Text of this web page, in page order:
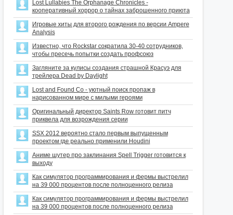
Lost Lullabies The Orphanage Chronicles -
кооперативный хоррор о тайнах заброшенного приюта
Игровые хиты для второго рождения по версии Ampere
Analysis
Известно, что Rockstar сократила 30-40 сотрудников,
чтобы пресечь попытки создать профсоюз
Загляните за кулисы создания страшной Красуэ для
трейлера Dead by Daylight
Lost and Found Co - уютный поиск пропаж в
нарисованном мире с милыми героями
Оригинальный директор Saints Row готовит питч
приквела для возрождения серии
SSX 2012 вероятно стало первым выпущенным
проектом где реально применили Houdini
Аниме шутер про заклинания Spell Trigger готовится к
выходу
Как симулятор программирования и фермы выстрелил
на 39 000 процентов после полноценного релиза
Как симулятор программирования и фермы выстрелил
на 39 000 процентов после полноценного релиза